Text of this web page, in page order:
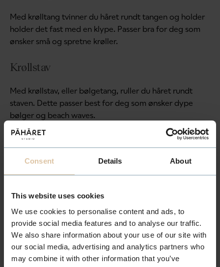
Consent Details About
This website uses cookies
We use cookies to personalise content and ads, to
provide social media features and to analyse our traffic.
We also share information about your use of our site with
our social media, advertising and analytics partners who
may combine it with other information that you’ve
Med krølltang tvinner du håret rundt tangen og holder
holder det fast med en klype. Passer bra for deg som
ønsker små og spretne krøller.
Krøllstav
Med krøllstav, eller bølgetang, ruller du håret rundt
staven. Dette passer best for deg som ønsker dype
bølger og beach waves.
“Åjobbe
arkitekturmedet
menneskeligelement”